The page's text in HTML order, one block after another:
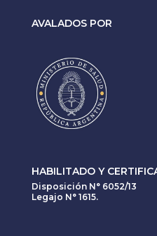
AVALADOS POR
HABILITADO Y
Disposición N° 6052/13
Legajo N° 1615.